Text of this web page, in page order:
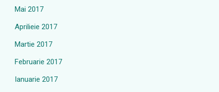
Mai 2017
Aprilieie 2017
Martie 2017
Februarie 2017
Ianuarie 2017